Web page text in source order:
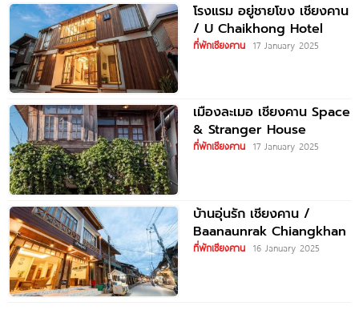
โรงแรม อยู่ชายโขง เชียงคาน
/ U Chaikhong Hotel
ที่พักเชียงคาน 17 January 2025
เมืองละเมอ เชียงคาน Space
& Stranger House
ที่พักเชียงคาน 17 January 2025
บ้านอุ่นรัก เชียงคาน /
Baanaunrak Chiangkhan
ที่พักเชียงคาน 16 January 2025